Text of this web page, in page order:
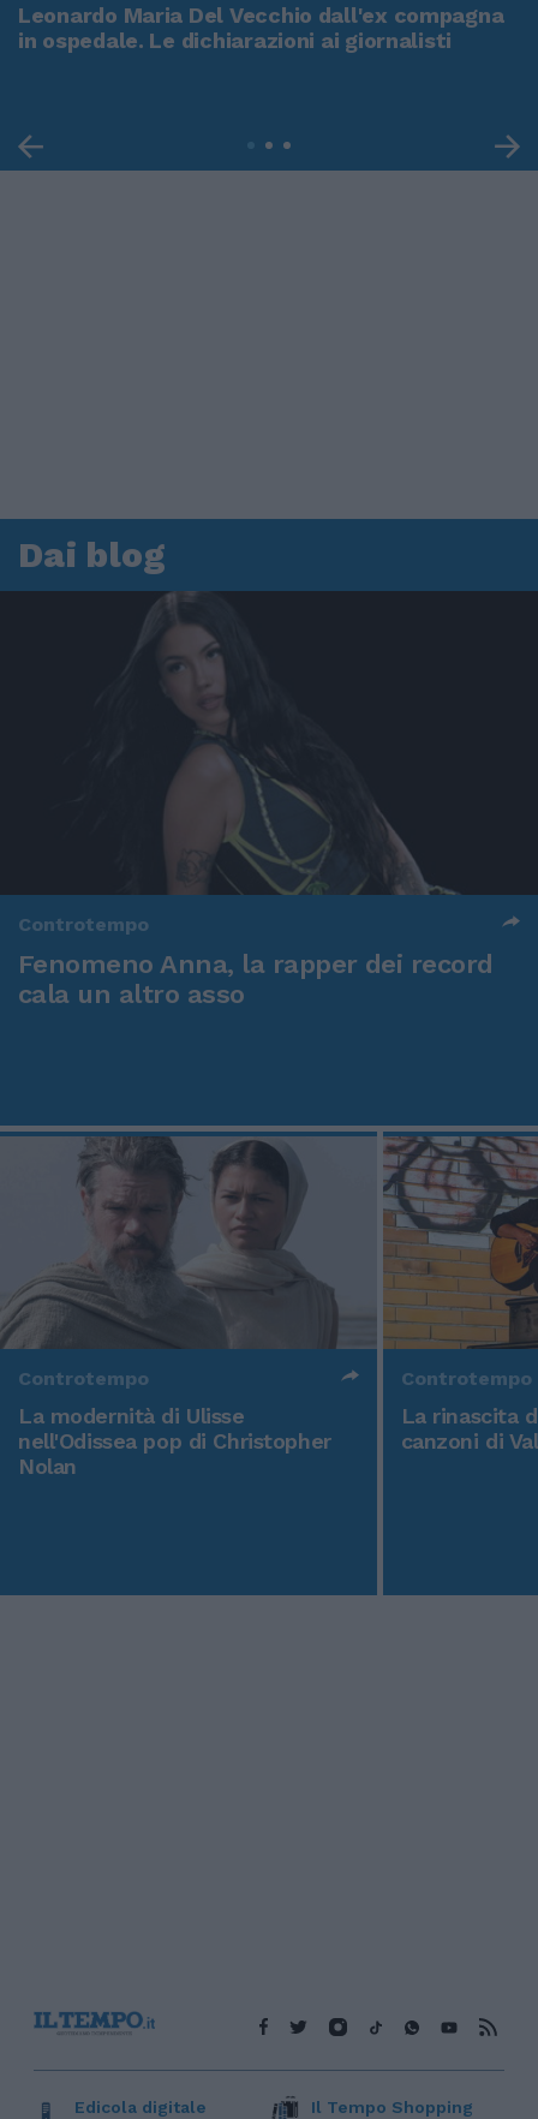
Leonardo Maria Del Vecchio dall'ex compagna
in ospedale. Le dichiarazioni ai giornalisti
Dai blog
Controtempo
Fenomeno Anna, la rapper dei record
cala un altro asso
Controtempo
La modernità di Ulisse
nell'Odissea pop di Christopher
Nolan
Controtempo
La rinascita
canzoni di
Edicola digitale Il Tempo Shopping